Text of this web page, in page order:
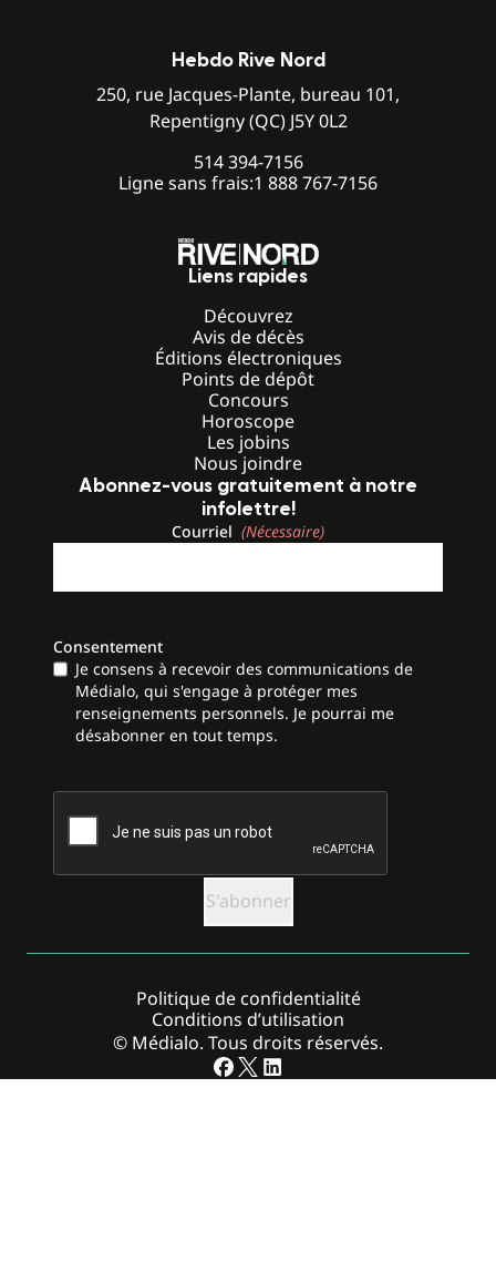
Hebdo Rive Nord
250, rue Jacques-Plante, bureau 101,
Repentigny (QC) J5Y 0L2
514 394-7156
Ligne sans frais:1 888 767-7156
Liens rapides
Découvrez
Avis de décès
Éditions électroniques
Points de dépôt
Concours
Horoscope
Les jobins
Nous joindre
Abonnez-vous gratuitement à notre
infolettre!
Courriel (Nécessaire)
Consentement
Je consens à recevoir des communications de
Médialo, qui s'engage à protéger mes
renseignements personnels. Je pourrai me
désabonner en tout temps.
CAPTCHA
© Médialo. Tous droits réservés.
Politique de confidentialité
Conditions d’utilisation